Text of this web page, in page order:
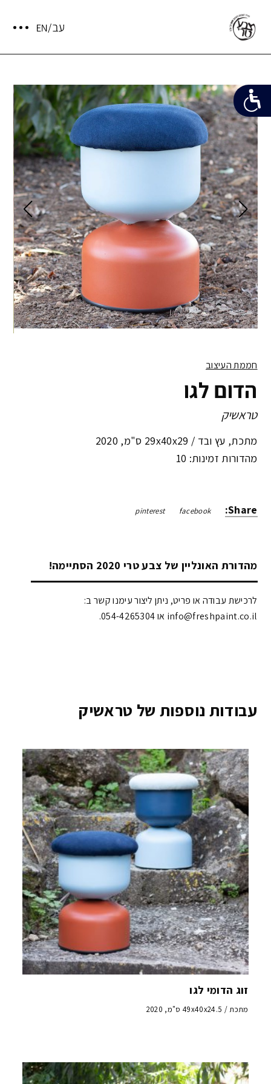
חממת העיצוב
הדום לגו
טראשיק
מתכת, עץ ובד / 29x40x29 ס"מ ,
מהדורות זמינות: 10
Share:
facebook
pinterest
מהדורת האונליין של צבע טרי 2020 הסתיימה!
לרכישת עבודה או פריט, ניתן ליצור עימנו קשר ב:
info@freshpaint.co.il‏ או 054-4265304.
עבודות נוספות של טראשיק
זוג הדומי לגו
מתכת / 49x40x24.5 ס"מ, 2020